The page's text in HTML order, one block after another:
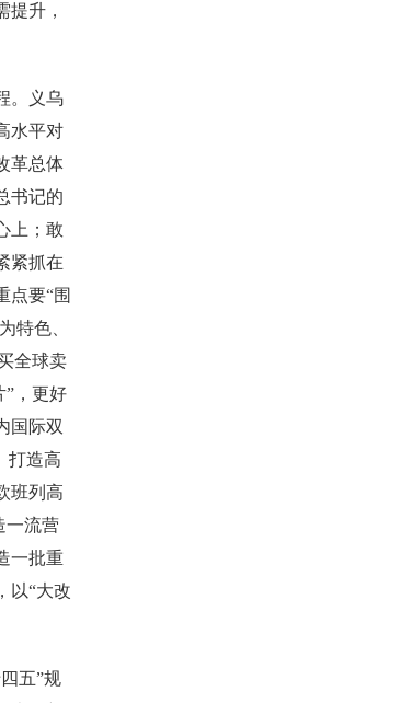
提升，
。义乌
水平对
革总体
书记的
上；敢
紧抓在
点要“围
特色、
全球卖
”，更好
国际双
打造高
班列高
一流营
一批重
以“大改
五”规